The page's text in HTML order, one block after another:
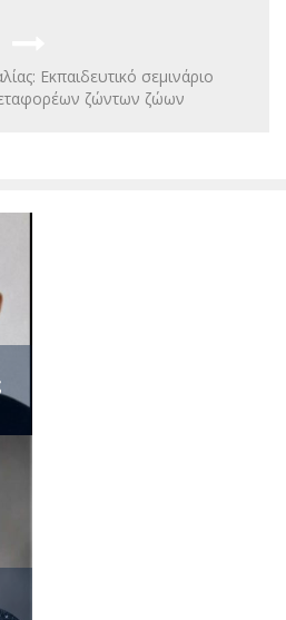
Εκπαιδευτικό σεμινάριο
ζώντων ζώων